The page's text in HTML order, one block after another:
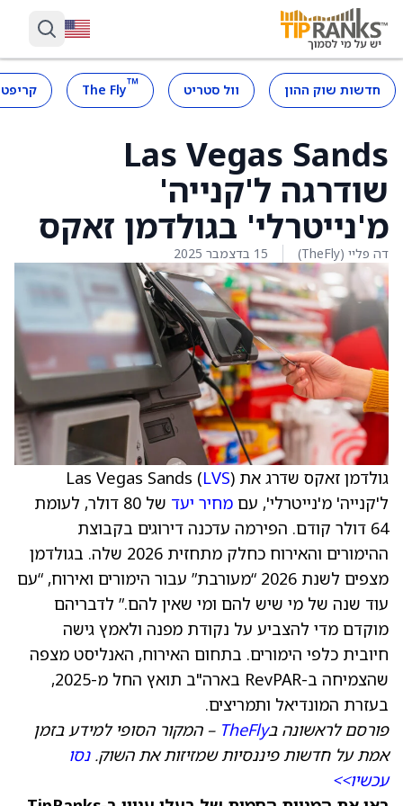
חדשות שוק ההון וול סטריט ™
The Fly
Las Vegas Sands
שודרגה ל'קנייה'
מ'נייטרלי' בגולדמן זאקס
דה פליי (TheFly) 15 בדצמבר 2025
גולדמן זאקס שדרג את Las Vegas Sands ( LVS)
ל'קנייה' מ'נייטרלי', עם מחיר יעד
של 80 דולר, לעומת
64 דולר קודם. הפירמה עדכנה דירוגים בקבוצת
ההימורים והאירוח כחלק מתחזית 2026 שלה. בגולדמן
מצפים לשנת 2026 “מעורבת” עבור הימורים ואירוח, “עם
עוד שנה של מי שיש להם ומי שאין להם.” לדבריהם
מוקדם מדי להצביע על נקודת מפנה ולאמץ גישה
חיובית כלפי הימורים. בתחום האירוח, האנליסט מצפה
שהצמיחה ב-RevPAR בארה"ב תואץ החל מ-2025,
בעזרת המונדיאל ותמריצים.
פורסם לראשונה בTheFly – המקור הסופי למידע בזמן
אמת על חדשות פיננסיות שמזיזות את השוק.נסו
עכשיו>>